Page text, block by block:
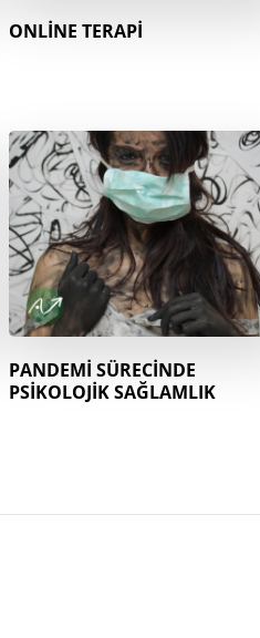
ONLİNE TERAPİ
PANDEMİ SÜRECİNDE
PSİKOLOJİK SAĞLAMLIK